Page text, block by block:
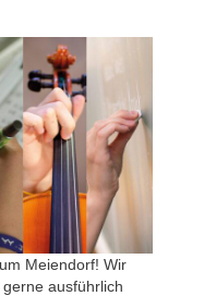
Meiendorf! Wir
ausführlich